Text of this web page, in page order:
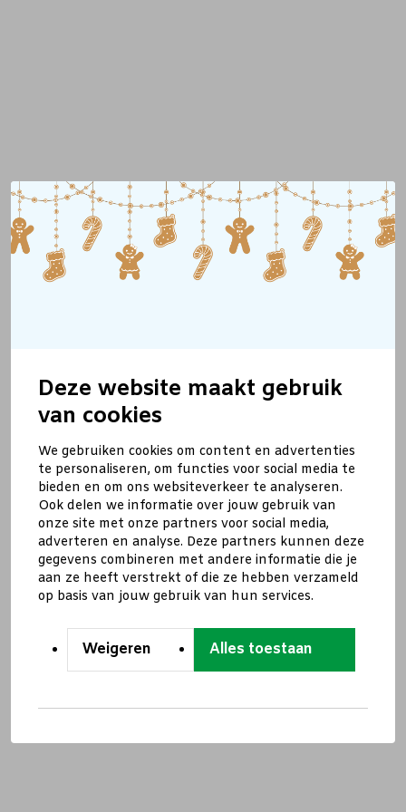
Deze website maakt gebruik
van cookies
We gebruiken cookies om content en advertenties
te personaliseren, om functies voor social media te
bieden en om ons websiteverkeer te analyseren.
Ook delen we informatie over jouw gebruik van
onze site met onze partners voor social media,
adverteren en analyse. Deze partners kunnen deze
gegevens combineren met andere informatie die je
aan ze heeft verstrekt of die ze hebben verzameld
op basis van jouw gebruik van hun services.
Weigeren Alles toestaan